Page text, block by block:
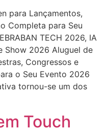
para Lançamentos,
Completa para Seu
TECH 2026, IA
Show 2026 Aluguel de
Congressos e
o Seu Evento 2026
tornou-se um dos
Touch